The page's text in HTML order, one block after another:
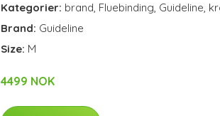
Kategorier: brand, Fluebinding, Guideline,
Brand: Guideline
Size: M
4499 NOK